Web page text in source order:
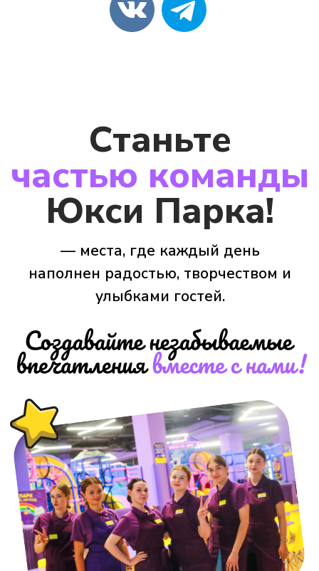
Мы предлагаем официальное
— места, где каждый день
наполнен радостью, творчеством и
Стабильность и комфорт —
ваши надёжные опоры.